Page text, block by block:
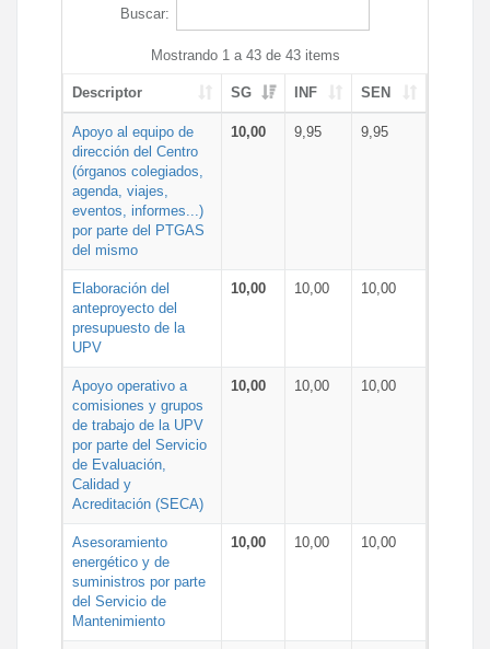
Buscar:
Mostrando 1 a 43 de 43 items
Descriptor SG INF SEN
Apoyo al equipo de
dirección del Centro
(órganos colegiados,
agenda, viajes,
eventos, informes...)
por parte del PTGAS
del mismo
10,00 9,95 9,95
Elaboración del
anteproyecto del
presupuesto de la
UPV
10,00 10,00 10,00
Apoyo operativo a
comisiones y grupos
de trabajo de la UPV
por parte del Servicio
de Evaluación,
Calidad y
Acreditación (SECA)
10,00 10,00 10,00
Asesoramiento
energético y de
suministros por parte
del Servicio de
Mantenimiento
10,00 10,00 10,00